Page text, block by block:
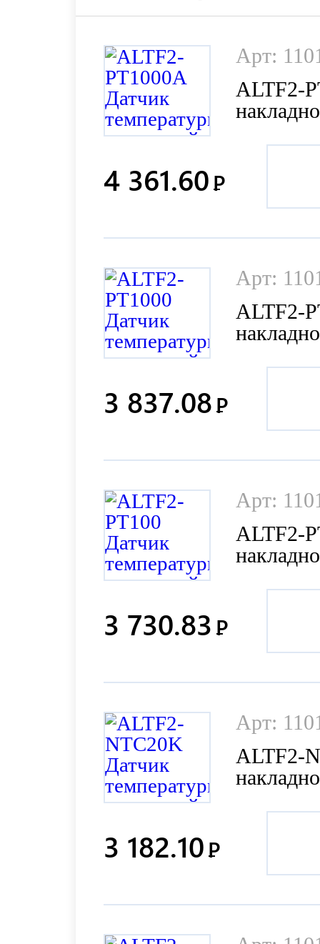
4 361.60Р
Арт:
ALTF2-
3 837.08Р
Арт:
ALTF2-
3 730.83 Р
Арт:
ALTF2-
3 182.10Р
Арт:
ALTF2-